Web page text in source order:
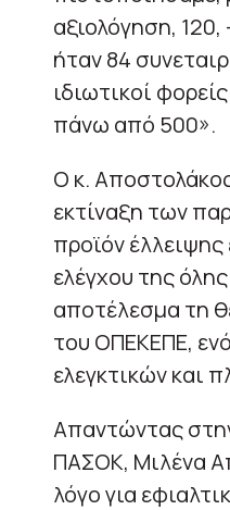
αξιολόγηση,
ήταν 84
ιδιωτικοί
πάνω από 500».
Ο κ.
εκτίναξη των
προϊόν
ελέγχου της
αποτέλεσμα τη
του ΟΠΕΚΕΠΕ,
ελεγκτικών και
Απαντώντας
ΠΑΣΟΚ, Μιλένα
λόγο για